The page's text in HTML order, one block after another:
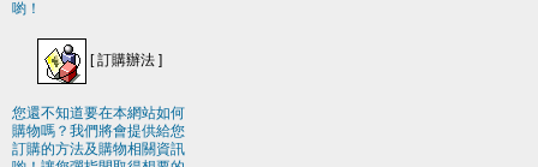
喲！
[訂購辦法]
您還不知道要在本網站如何
購物嗎？我們將會提供給您
訂購的方法及購物相關資訊